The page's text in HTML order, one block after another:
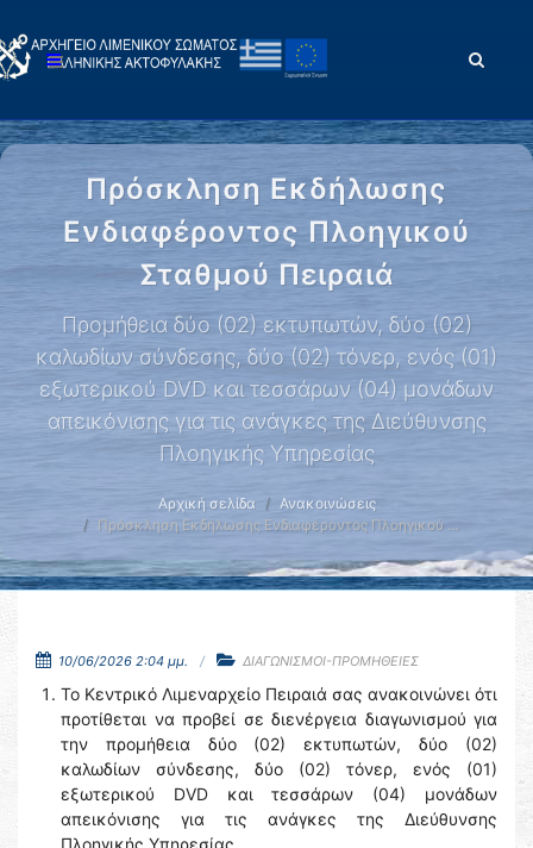
Πρόσκληση Εκδήλωσης
Ενδιαφέροντος Πλοηγικού
Σταθμού Πειραιά
Προμήθεια δύο (02) εκτυπωτών, δύο (02)
καλωδίων σύνδεσης, δύο (02) τόνερ, ενός (01)
εξωτερικού DVD και τεσσάρων (04) μονάδων
απεικόνισης για τις ανάγκες της Διεύθυνσης
Πλοηγικής Υπηρεσίας
Αρχική σελίδα
Ανακοινώσεις
Πρόσκληση Εκδήλωσης Ενδιαφέροντος Πλοηγικού …
10/06/2026 2:04 μμ. ΔΙΑΓΩΝΙΣΜΟΙ-ΠΡΟΜΗΘΕΙΕΣ
Το Κεντρικό Λιμεναρχείο Πειραιά σας ανακοινώνει ότι
προτίθεται να προβεί σε διενέργεια διαγωνισμού για
την προμήθεια δύο (02) εκτυπωτών, δύο (02)
καλωδίων σύνδεσης, δύο (02) τόνερ, ενός (01)
εξωτερικού DVD και τεσσάρων (04) μονάδων
απεικόνισης για τις ανάγκες της Διεύθυνσης
Πλοηγικής Υπηρεσίας.